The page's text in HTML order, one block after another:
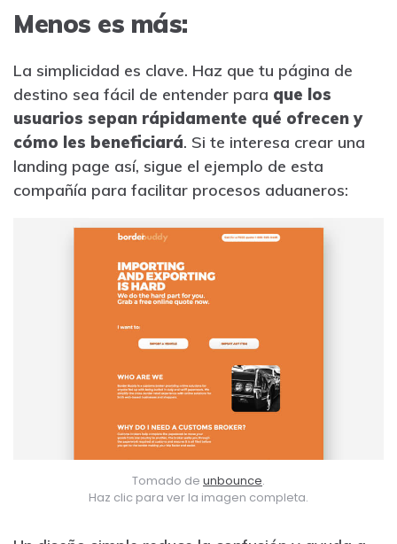
Menos es más:
La simplicidad es clave. Haz que tu página de
destino sea fácil de entender para que los
usuarios sepan rápidamente qué ofrecen y
cómo les beneficiará. Si te interesa crear una
landing page así, sigue el ejemplo de esta
compañía para facilitar procesos aduaneros:
Tomado de unbounce.
Haz clic para ver la imagen completa.